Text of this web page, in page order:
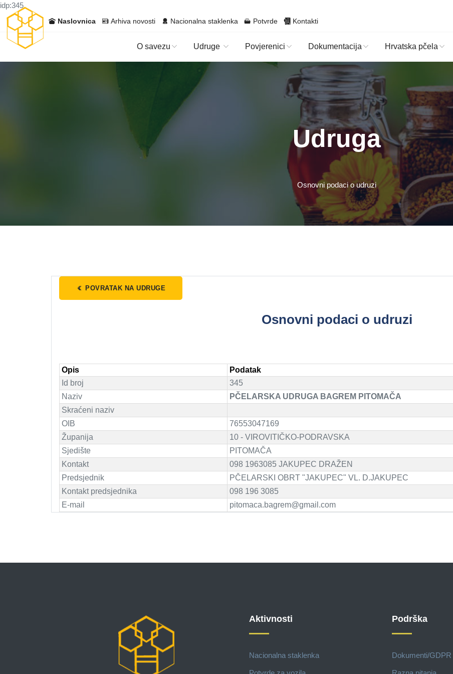
idp:345
Naslovnica Arhiva novosti Nacionalna staklenka Potvrde Kontakti
O savezu Udruge Povjerenici Dokumentacija Hrvatska pčela
Udruga
Osnovni podaci o udruzi
POVRATAK NA UDRUGE
Osnovni podaci o udruzi
Opis
Podatak
Id broj
345
Naziv
PČELARSKA UDRUGA BAGREM PITOMAČA
Skraćeni naziv
OIB
76553047169
Županija
10 - VIROVITIČKO-PODRAVSKA
Sjedište
PITOMAČA
Kontakt
098 1963085 JAKUPEC DRAŽEN
Predsjednik
PČELARSKI OBRT "JAKUPEC" VL. D.JAKUPEC
Kontakt predsjednika
098 196 3085
E-mail
pitomaca.bagrem@gmail.com
Aktivnosti
Nacionalna staklenka
Podrška
Dokumenti/GDPR